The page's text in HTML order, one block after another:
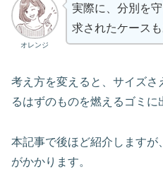
オレンジ
実際に、分別を
求されたケース
考え方を変えると、サイズ
るはずのものを燃えるゴミに
本記事で後ほど紹介します
がかかります。